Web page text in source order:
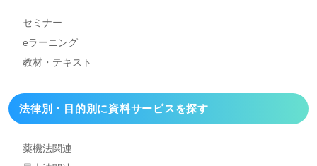
セミナー
eラーニング
教材・テキスト
法律別・目的別に資料サービスを探す
薬機法関連